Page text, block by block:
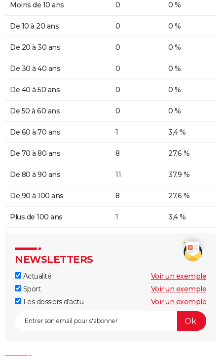
Moins de 10 ans 0 0 %
De 10 à 20 ans 0 0 %
De 20 à 30 ans 0 0 %
De 30 à 40 ans 0 0 %
De 40 à 50 ans 0 0 %
De 50 à 60 ans 0 0 %
De 60 à 70 ans 1 3,4 %
De 70 à 80 ans 8 27,6 %
De 80 à 90 ans 11 37,9 %
De 90 à 100 ans 8 27,6 %
Plus de 100 ans 1 3,4 %
NEWSLETTERS
Actualité
Voir un exemple
Sport
Voir un exemple
Les dossiers d'actu
Voir un exemple